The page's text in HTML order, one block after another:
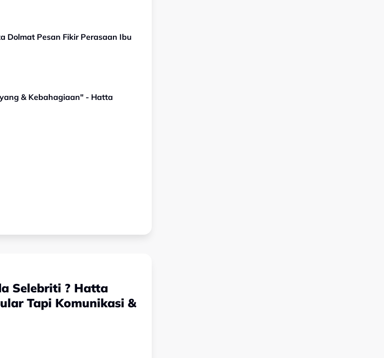
Dolmat Pesan Fikir Perasaan Ibu
& Kebahagiaan" - Hatta
Selebriti ? Hatta
Tapi Komunikasi &